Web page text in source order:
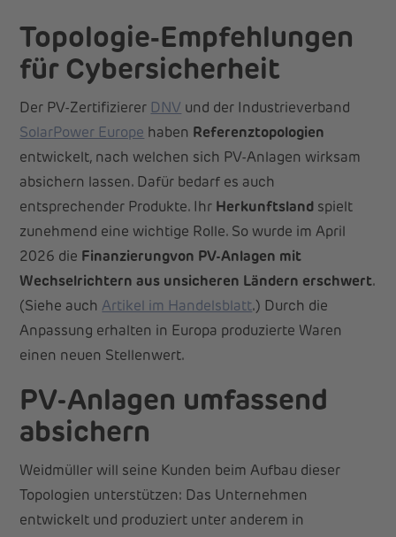
Topologie‑Empfehlungen
für Cybersicherheit
Der PV-Zertifizierer DNV und der Industrieverband
SolarPower Europe haben Referenztopologien
entwickelt, nach welchen sich PV-Anlagen wirksam
absichern lassen. Dafür bedarf es auch
entsprechender Produkte. Ihr Herkunftsland spielt
zunehmend eine wichtige Rolle. So wurde im April
2026 die Finanzierungvon PV-Anlagen mit
Wechselrichtern aus unsicheren Ländern erschwert.
(Siehe auch Artikel im Handelsblatt.) Durch die
Anpassung erhalten in Europa produzierte Waren
einen neuen Stellenwert.
PV-Anlagen umfassend
absichern
Weidmüller will seine Kunden beim Aufbau dieser
Topologien unterstützen: Das Unternehmen
entwickelt und produziert unter anderem in